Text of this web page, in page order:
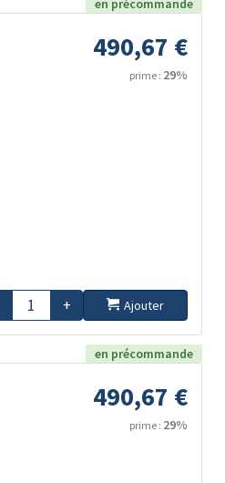
490,67 €
prime : 29%
+ Ajouter
en précommande
490,67 €
prime : 29%